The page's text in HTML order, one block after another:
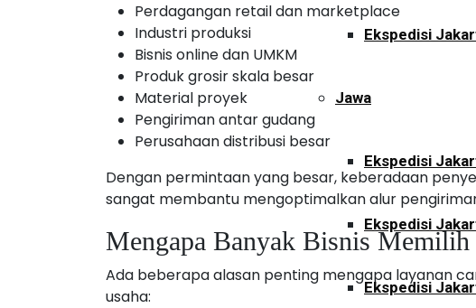
Ekspedisi
Jawa
Ekspedisi
Ekspedisi
Ekspedisi
Perdagangan retail dan marketplace
Industri produksi
Bisnis online dan UMKM
Produk grosir skala besar
Material proyek
Pengiriman antar gudang
Perusahaan distribusi besar
Dengan permintaan yang besar, keberadaan
sangat membantu mengoptimalkan alur
Mengapa Banyak Bisnis Memilih
Ada beberapa alasan penting mengapa layanan
usaha: